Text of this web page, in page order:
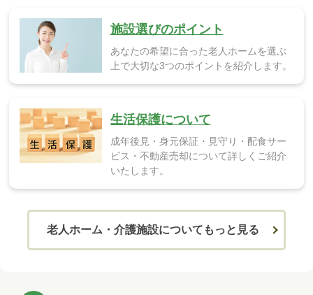
施設選びのポイント
あなたの希望に合った老人ホームを選ぶ
上で大切な3つのポイントを紹介します。
生活保護について
成年後見・身元保証・見守り・配食サー
ビス・不動産売却について詳しくご紹介
いたします。
老人ホーム・介護施設についてもっと見る